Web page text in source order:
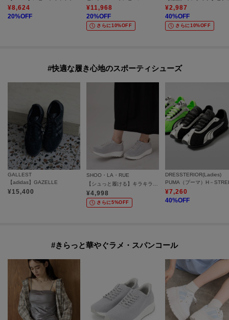
¥8,624
20%OFF
¥11,968
20%OFF
さらに10%OFF
¥2,987
40%OFF
さらに10%OFF
#快適な履き心地のスポーティシューズ
GALLEST
【adidas】GAZELLE
¥15,400
SHOO・LA・RUE
¥4,998
さらに5%OFF
DRESSTERIOR(Ladies)
¥7,260
40%OFF
#きらっと華やぐラメ・スパンコール